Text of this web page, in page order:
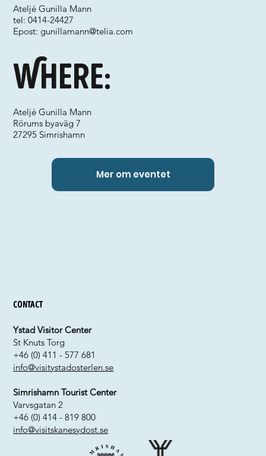
Where:
Ateljé Gunilla Mann
tel: 0414-24427
Epost: gunillamann@telia.com
Ateljé Gunilla Mann
Rörums byaväg 7
27295 Simrishamn
Mer om eventet
Contact
Ystad Visitor Center
St Knuts Torg
+46 (0) 411 - 577 681
info@visitystadosterlen.se
Simrishamn Tourist Center
Varvsgatan 2
+46 (0) 414 - 819 800
info@visitskanesydost.se